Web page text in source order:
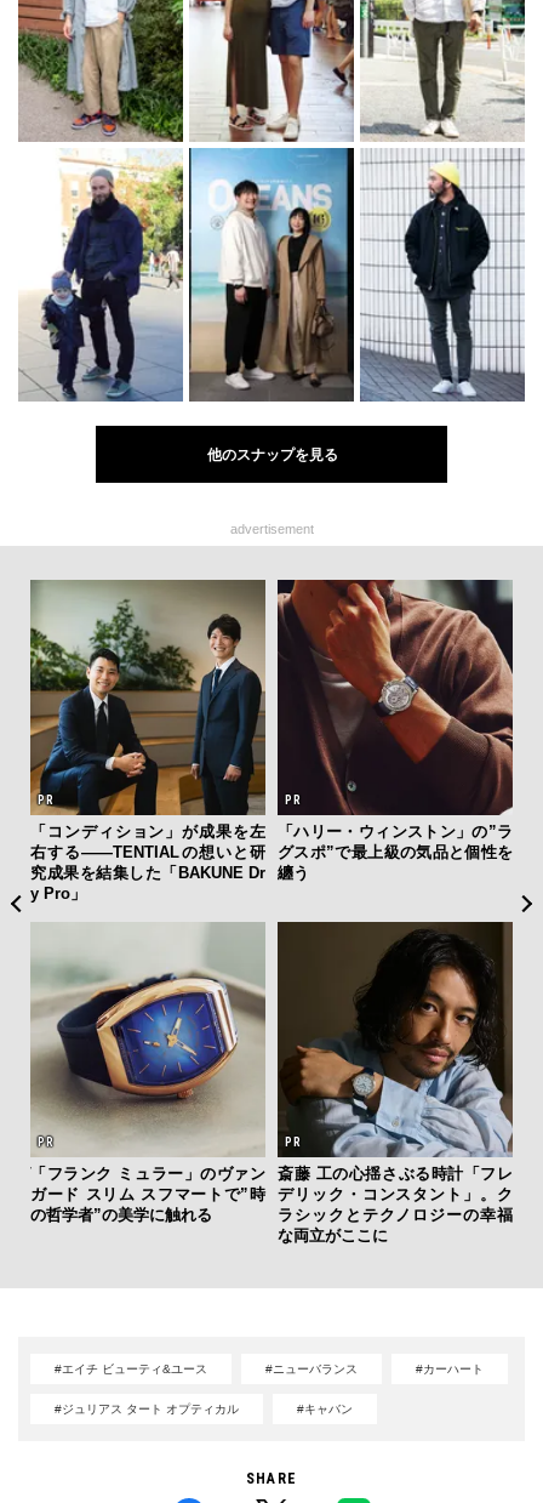
他のスナップを見る
advertisement
「コンディション」が成果を左
右する——TENTIALの想いと研
究成果を結集した「BAKUNE Dr
y Pro」
「ハリー・ウィンストン」の”ラ
グスポ”で最上級の気品と個性を
纏う
「フランク ミュラー」のヴァン
ガード スリム スフマートで”時
の哲学者”の美学に触れる
斎藤 工の心揺さぶる時計「フレ
デリック・コンスタント」。ク
ラシックとテクノロジーの幸福
な両立がここに
モ
#エイチ ビューティ&ユース #ニューバランス #カーハート
#ジュリアス タート オプティカル #キャバン
SHARE